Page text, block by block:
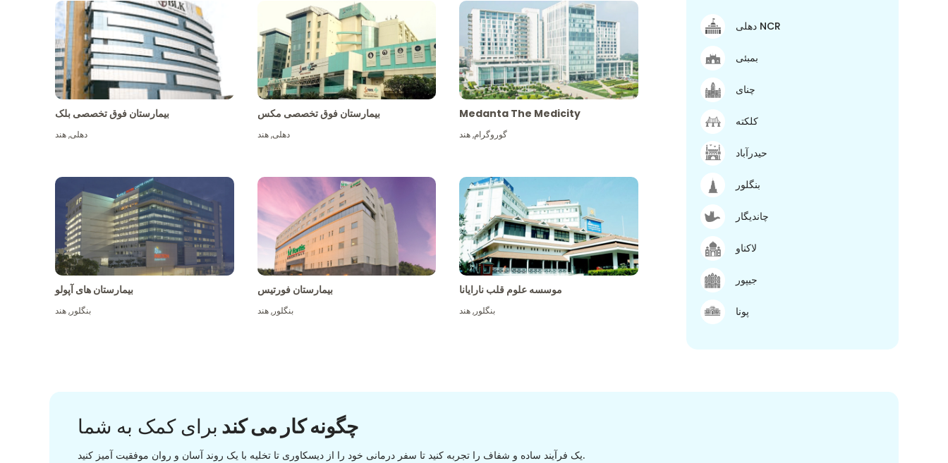
بیمارستان فوق تخصصی بلک
دهلی,هند
بیمارستان فوق تخصصی مکس
دهلی,هند
Medanta The Medicity
گوروگرام,هند
بیمارستان های آپولو
بنگلور,هند
بیمارستان فورتیس
بنگلور,هند
موسسه علوم قلب نارایانا
بنگلور,هند
دهلی NCR
بمبئی
چنای
کلکته
حیدرآباد
بنگلور
چاندیگار
لاکناو
جیپور
پونا
چگونه کار می کند برای کمک به شما
یک فرآیند ساده و شفاف را تجربه کنید تا سفر درمانی خود را از دیسکاوری تا تخلیه با یک روند آسان و روان موفقیت آمیز کنید.